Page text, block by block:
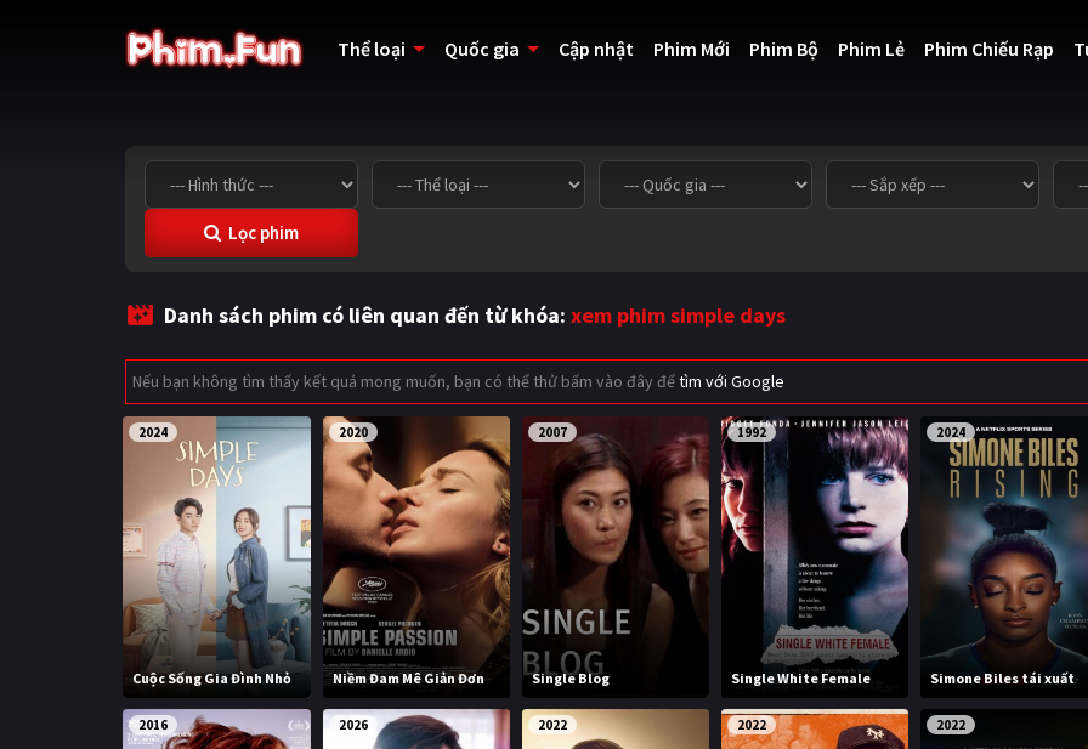
Thể loại Quốc gia Cập nhật Phim Mới Phim Bộ Phim Lẻ Phim Chiếu Rạp
Lọc phim
Danh sách phim có liên quan đến từ khóa: xem phim simple days
Nếu bạn không tìm thấy kết quả mong muốn, bạn có thể thử bấm vào đây đểtìm với Google
2024
Cuộc Sống Gia Đình Nhỏ
2020
Niềm Đam Mê Giản Đơn
2007
Single Blog
1992
Single White Female
2024
Simone Biles tái xuất
2016 2026 2022 2022 2022